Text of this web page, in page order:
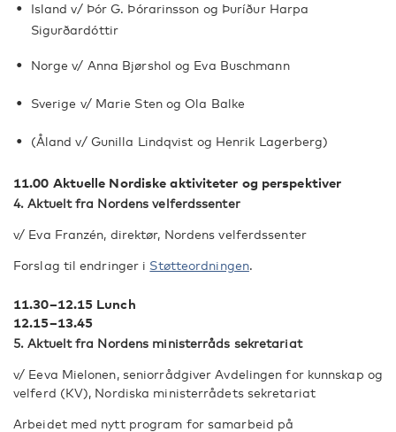
Island v/ Þór G. Þórarinsson og Þuríður Harpa
Sigurðardóttir
Norge v/ Anna Bjørshol og Eva Buschmann
Sverige v/ Marie Sten og Ola Balke
(Åland v/ Gunilla Lindqvist og Henrik Lagerberg)
11.00 Aktuelle Nordiske aktiviteter og perspektiver
4. Aktuelt fra Nordens velferdssenter
v/ Eva Franzén, direktør, Nordens velferdssenter
Forslag til endringer i Støtteordningen.
11.30–12.15 Lunch
12.15–13.45
5. Aktuelt fra Nordens ministerråds sekretariat
v/ Eeva Mielonen, seniorrådgiver Avdelingen for kunnskap og
velferd (KV), Nordiska ministerrådets sekretariat
Arbeidet med nytt program for samarbeid på